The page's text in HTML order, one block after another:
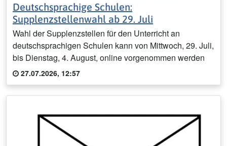
Deutschsprachige Schulen:
Supplenzstellenwahl ab 29. Juli
Wahl der Supplenzstellen für den Unterricht an
deutschsprachigen Schulen kann von Mittwoch, 29. Juli,
bis Dienstag, 4. August, online vorgenommen werden
27.07.2026, 12:57